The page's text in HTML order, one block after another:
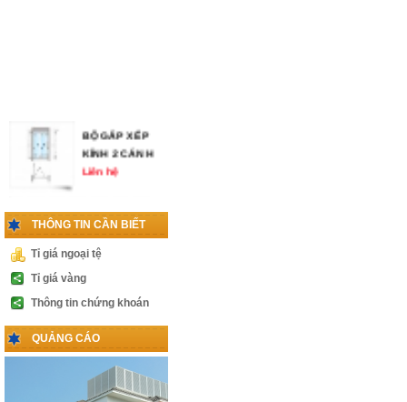
BỘ GẤP XẾP
KÍNH 2 CÁNH
KHÓA VÀ TAY
NẮM CỬA
THỦY LỰC
PHỤ KIỆN
CABIN 1 CÁNH
LÙA
Liên hệ
THÔNG TIN CẦN BIẾT
Tỉ giá ngoại tệ
Tỉ giá vàng
Thông tin chứng khoán
QUẢNG CÁO